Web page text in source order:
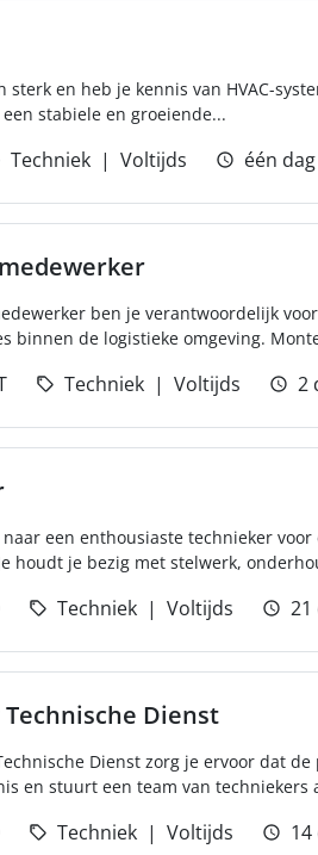
sterk en heb je kennis van HVAC-
stabiele en groeiende...
Techniek Voltijds één
ben je verantwoordelijk
binnen de logistieke omgeving.
Techniek Voltijds 2
naar een enthousiaste technieker
houdt je bezig met stelwerk,
Techniek Voltijds 21
Dienst
Dienst zorg je ervoor dat
en stuurt een team van techniekers
Techniek Voltijds